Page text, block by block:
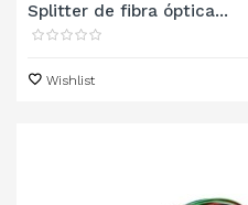
Splitter de fibra óptica...
Wishlist